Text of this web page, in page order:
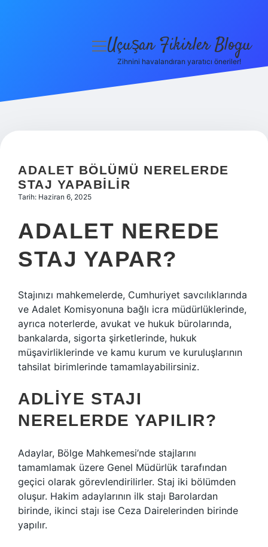
Hakkımızda
menüyü
Uçuşan Fikirler Blogu
Zihnini havalandıran yaratıcı öneriler!
ADALET BÖLÜMÜ NERELERDE
STAJ YAPABILIR
Tarih: Haziran 6, 2025
ADALET NEREDE
STAJ YAPAR?
Stajınızı mahkemelerde, Cumhuriyet savcılıklarında
ve Adalet Komisyonuna bağlı icra müdürlüklerinde,
ayrıca noterlerde, avukat ve hukuk bürolarında,
bankalarda, sigorta şirketlerinde, hukuk
müşavirliklerinde ve kamu kurum ve kuruluşlarının
tahsilat birimlerinde tamamlayabilirsiniz.
ADLIYE STAJI
NERELERDE YAPILIR?
Adaylar, Bölge Mahkemesi’nde stajlarını
tamamlamak üzere Genel Müdürlük tarafından
geçici olarak görevlendirilirler. Staj iki bölümden
oluşur. Hakim adaylarının ilk stajı Barolardan
birinde, ikinci stajı ise Ceza Dairelerinden birinde
yapılır.